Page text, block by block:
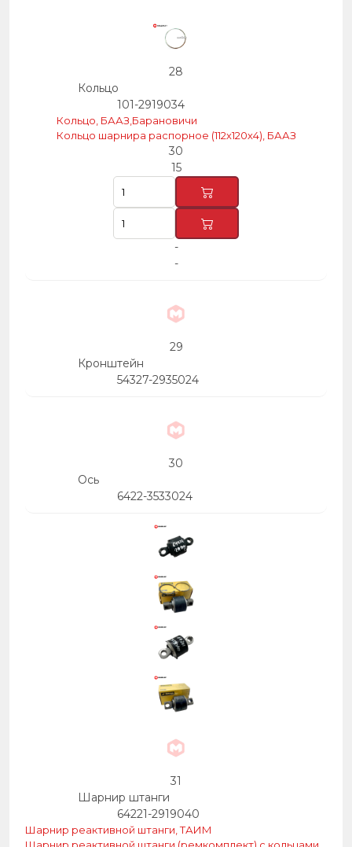
28
Кольцо
101-2919034
Кольцо, БААЗ,Барановичи
Кольцо шарнира распорное (112х120х4), БААЗ
30
15
-
-
29
Кронштейн
54327-2935024
30
Ось
6422-3533024
31
Шарнир штанги
64221-2919040
Шарнир реактивной штанги, ТАИМ